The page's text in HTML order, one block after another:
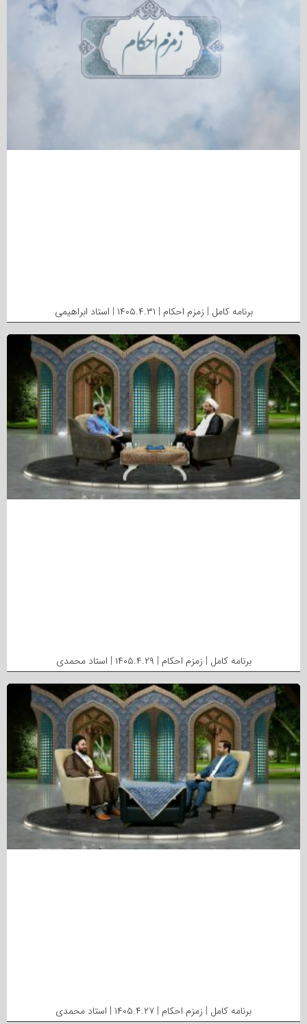
برنامه کامل | زمزم احکام | ۱۴۰۵.۴.۳۱ | استاد ابراهیمی
برنامه کامل | زمزم احکام | ۱۴۰۵.۴.۲۹ | استاد محمدی
برنامه کامل | زمزم احکام | ۱۴۰۵.۴.۲۷ | استاد محمدی